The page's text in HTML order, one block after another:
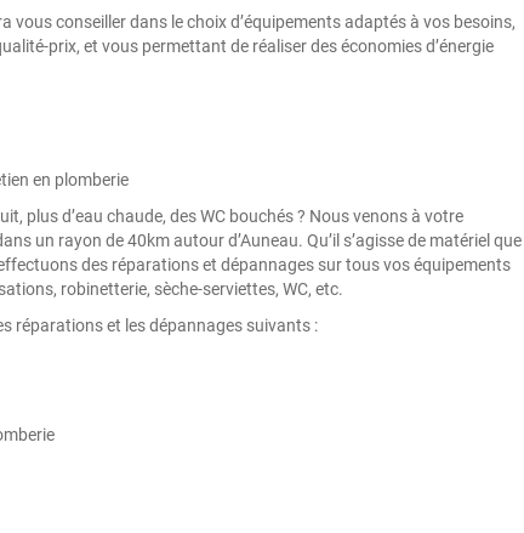
vous conseiller dans le choix d’équipements adaptés à vos besoins,
prix, et vous permettant de réaliser des économies d’énergie
en plomberie
plus d’eau chaude, des WC bouchés ? Nous venons à votre
un rayon de 40km autour d’Auneau. Qu’il s’agisse de matériel que
des réparations et dépannages sur tous vos équipements
robinetterie, sèche-serviettes, WC, etc.
réparations et les dépannages suivants :